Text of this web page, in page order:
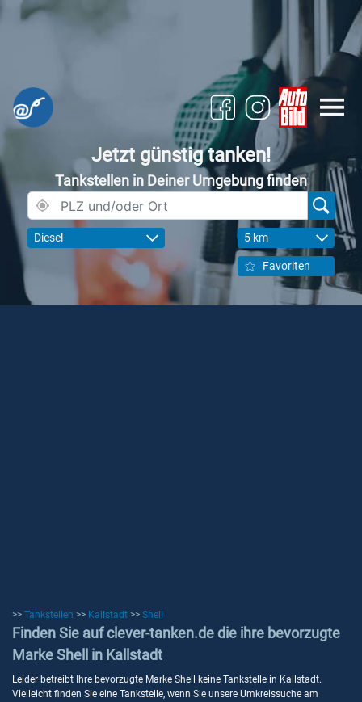
Jetzt günstig tanken!
Tankstellen in Deiner Umgebung finden
Diesel 5 km
Favoriten
>> Tankstellen >> Kallstadt >> Shell
Finden Sie auf clever-tanken.de die ihre bevorzugte
Marke Shell in Kallstadt
Leider betreibt Ihre bevorzugte Marke Shell keine Tankstelle in Kallstadt.
Vielleicht finden Sie eine Tankstelle, wenn Sie unsere Umkreissuche am